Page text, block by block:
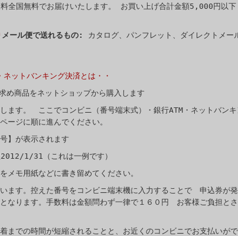
全国無料でお届けいたします。 お買い上げ合計金額5,000円以
メール便で送れるもの:
カタログ、パンフレット、ダイレクトメー
ットバンキング決済とは・・
め商品をネットショップから購入します
ます。 ここでコンビニ（番号端末式）・銀行ATM・ネットバン
ジに順に進んでください。
】が表示されます
1/31（これは一例です）
モ用紙などに書き留めてください。
ます。控えた番号をコンビニ端末機に入力することで 申込券が
なります。手数料は金額問わず一律で１６０円 お客様ご負担と
までの時間が短縮されることと、お近くのコンビニでお支払いが